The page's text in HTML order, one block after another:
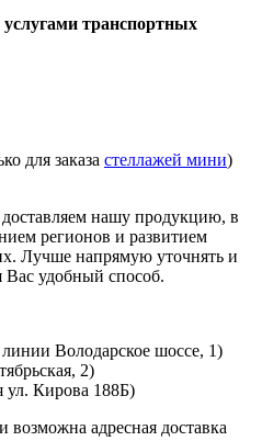
транспортных
для заказа стеллажей мини)
нашу продукцию, в
регионов и развитием
Лучше напрямую уточнять и
Вас удобный способ.
Володарское шоссе, 1)
2)
ул. Кирова 188Б)
возможна адресная доставка